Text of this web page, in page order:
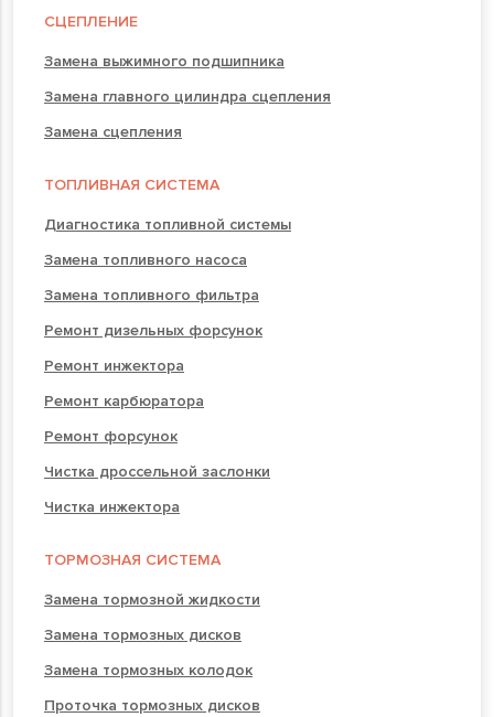
СЦЕПЛЕНИЕ
Замена выжимного подшипника
Замена главного цилиндра сцепления
Замена сцепления
ТОПЛИВНАЯ СИСТЕМА
Диагностика топливной системы
Замена топливного насоса
Замена топливного фильтра
Ремонт дизельных форсунок
Ремонт инжектора
Ремонт карбюратора
Ремонт форсунок
Чистка дроссельной заслонки
Чистка инжектора
ТОРМОЗНАЯ СИСТЕМА
Замена тормозной жидкости
Замена тормозных дисков
Замена тормозных колодок
Проточка тормозных дисков